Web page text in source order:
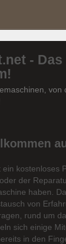
-
von
ein kostenloses
der
haben.
von
rund um
sich einige
in den